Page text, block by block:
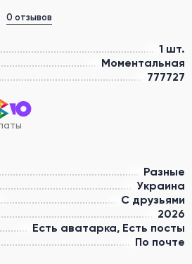
0 отзывов
1 шт.
Моментальная
777727
Разные
Украина
С друзьями
2026
Есть аватарка, Есть посты
По почте